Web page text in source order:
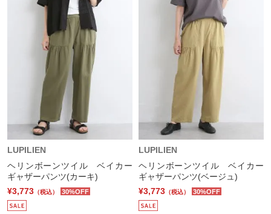
LUPILIEN
ヘリンボーンツイル ベイカー
ギャザーパンツ(カーキ)
¥3,773 （税込） 30%OFF
LUPILIEN
ヘリンボーンツイル ベイカー
ギャザーパンツ(ベージュ)
¥3,773 （税込） 30%OFF